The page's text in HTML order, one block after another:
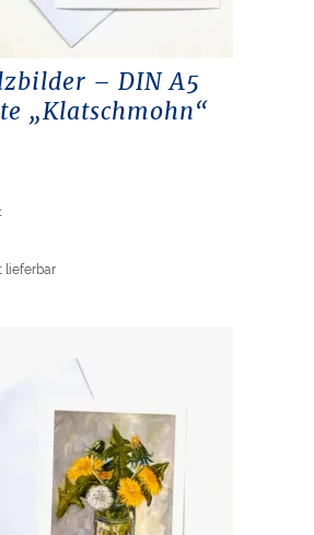
– DIN A5
„Klatschmohn“
lieferbar